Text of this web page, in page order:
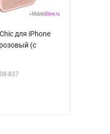
для iPhone
(с
837